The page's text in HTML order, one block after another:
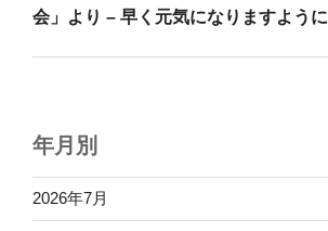
会」より – 早く元気になりますように
年月別
2026年7月